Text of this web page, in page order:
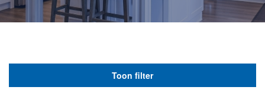
Toon filter